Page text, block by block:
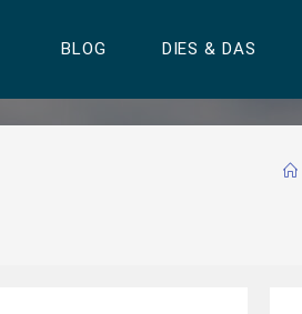
BLOG DIES & DAS